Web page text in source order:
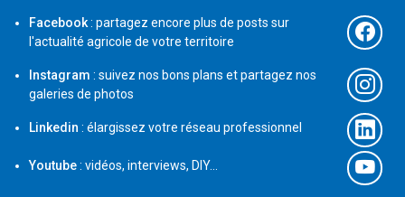
Facebook: partagez encore plus de posts sur
l'actualité agricole de votre territoire
Instagram : suivez nos bons plans et partagez nos
galeries de photos
Linkedin : élargissez votre réseau professionnel
Youtube: vidéos, interviews, DIY...